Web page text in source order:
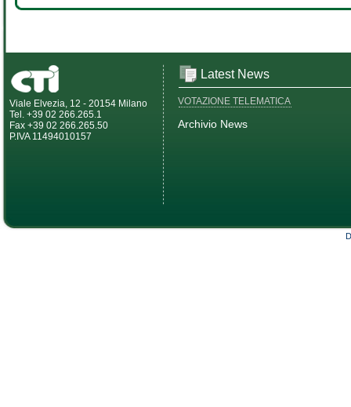
Viale Elvezia, 12 - 20154 Milano
Tel. +39 02 266.265.1
Fax +39 02 266.265.50
P.IVA 11494010157
Latest News
VOTAZIONE TELEMATICA
Archivio News